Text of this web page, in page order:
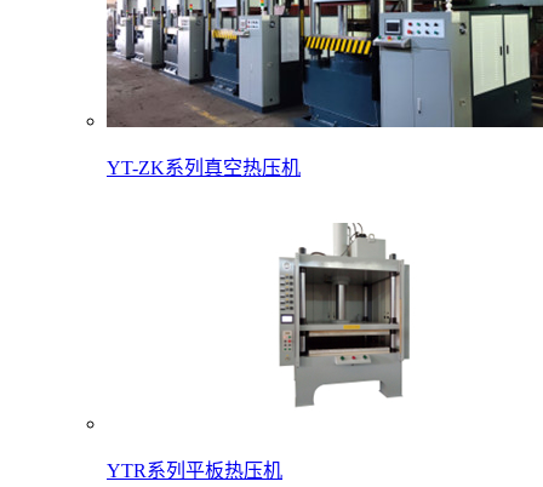
YT-ZK系列真空热压机
YTR系列平板热压机